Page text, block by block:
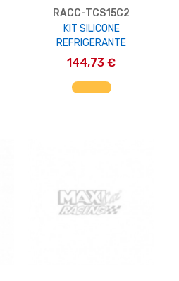
RACC-TCS15C2
KIT SILICONE
REFRIGERANTE
144,73 €
AGGIUNGI AL CARRELLO